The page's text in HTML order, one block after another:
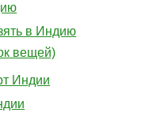
в Индию
вещей)
Индии